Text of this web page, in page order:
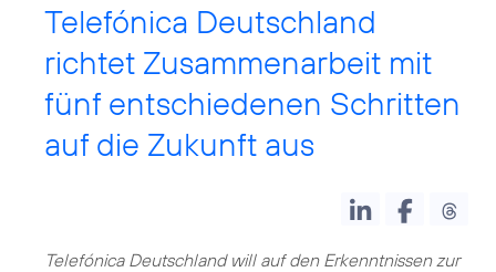
Telefónica Deutschland
richtet Zusammenarbeit mit
fünf entschiedenen Schritten
auf die Zukunft aus
Telefónica Deutschland will auf den Erkenntnissen zur